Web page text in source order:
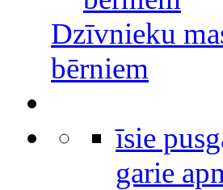
Dzīvnieku
bērniem
īsie
garie